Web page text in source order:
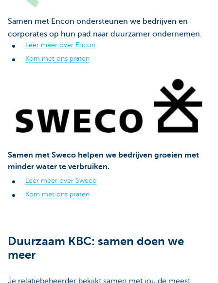
Samen met Encon ondersteunen we bedrijven en
corporates op hun pad naar duurzamer ondernemen.
Leer meer over Encon
Kom met ons praten
Samen met Sweco helpen we bedrijven groeien met
minder water te verbruiken.
Leer meer over Sweco
Kom met ons praten
Duurzaam KBC: samen doen we
meer
Je relatiebeheerder bekijkt samen met jou de meest